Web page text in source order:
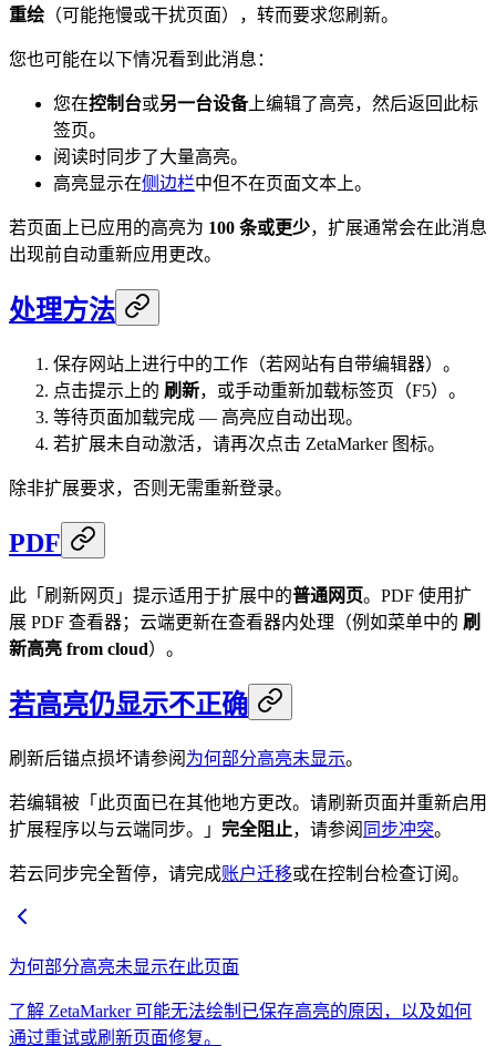
重绘 （可能拖慢或干扰页面），转而要求您刷新。
您也可能在以下情况看到此消息：
您在控制台或另一台设备上编辑了高亮，然后返回此标
签页。
阅读时同步了大量高亮。
高亮显示在侧边栏中但不在页面文本上。
若页面上已应用的高亮为 100 条或更少，扩展通常会在此消息
出现前自动重新应用更改。
处理方法
保存网站上进行中的工作（若网站有自带编辑器）。
点击提示上的 刷新，或手动重新加载标签页（F5）。
等待页面加载完成 — 高亮应自动出现。
若扩展未自动激活，请再次点击 ZetaMarker 图标。
除非扩展要求，否则无需重新登录。
PDF
此「刷新网页」提示适用于扩展中的普通网页。PDF 使用扩
展 PDF 查看器；云端更新在查看器内处理（例如菜单中的 刷
新高亮 from cloud）。
若高亮仍显示不正确
刷新后锚点损坏请参阅 为何部分高亮未显示。
若编辑被「此页面已在其他地方更改。请刷新页面并重新启用
扩展程序以与云端同步。」 完全阻止，请参阅 同步冲突。
若云同步完全暂停，请完成账户迁移或在控制台检查订阅。
为何部分高亮未显示在此页面
了解 ZetaMarker 可能无法绘制已保存高亮的原因，以及如何
通过重试或刷新页面修复。